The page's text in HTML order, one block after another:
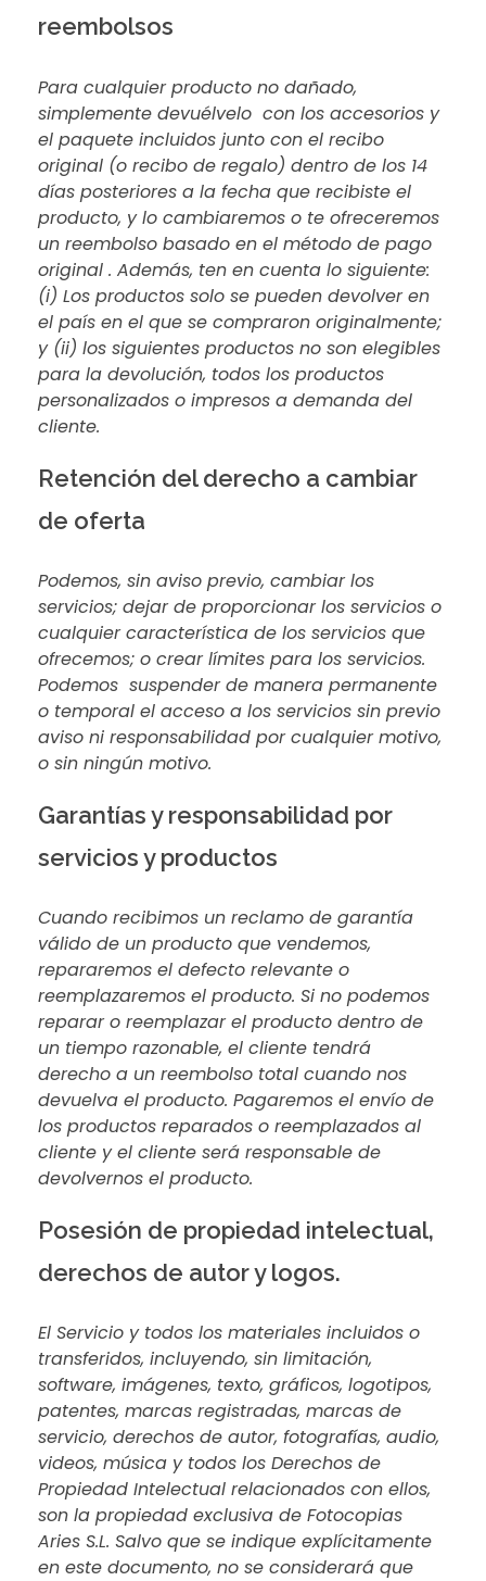
reembolsos
Para cualquier producto no dañado,
simplemente devuélvelo con los accesorios y
el paquete incluidos junto con el recibo
original (o recibo de regalo) dentro de los 14
días posteriores a la fecha que recibiste el
producto, y lo cambiaremos o te ofreceremos
un reembolso basado en el método de pago
original . Además, ten en cuenta lo siguiente:
(i) Los productos solo se pueden devolver en
el país en el que se compraron originalmente;
y (ii) los siguientes productos no son elegibles
para la devolución, todos los productos
personalizados o impresos a demanda del
cliente.
Retención del derecho a cambiar
de oferta
Podemos, sin aviso previo, cambiar los
servicios; dejar de proporcionar los servicios o
cualquier característica de los servicios que
ofrecemos; o crear límites para los servicios.
Podemos suspender de manera permanente
o temporal el acceso a los servicios sin previo
aviso ni responsabilidad por cualquier motivo,
o sin ningún motivo.
Garantías y responsabilidad por
servicios y productos
Cuando recibimos un reclamo de garantía
válido de un producto que vendemos,
repararemos el defecto relevante o
reemplazaremos el producto. Si no podemos
reparar o reemplazar el producto dentro de
un tiempo razonable, el cliente tendrá
derecho a un reembolso total cuando nos
devuelva el producto. Pagaremos el envío de
los productos reparados o reemplazados al
cliente y el cliente será responsable de
devolvernos el producto.
Posesión de propiedad intelectual,
derechos de autor y logos.
El Servicio y todos los materiales incluidos o
transferidos, incluyendo, sin limitación,
software, imágenes, texto, gráficos, logotipos,
patentes, marcas registradas, marcas de
servicio, derechos de autor, fotografías, audio,
videos, música y todos los Derechos de
Propiedad Intelectual relacionados con ellos,
son la propiedad exclusiva de Fotocopias
Aries S.L. Salvo que se indique explícitamente
en este documento, no se considerará que